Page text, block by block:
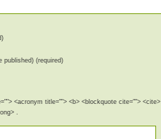
published) (required)
<acronym title=""> <b> <blockquote cite=""> <cite>
.